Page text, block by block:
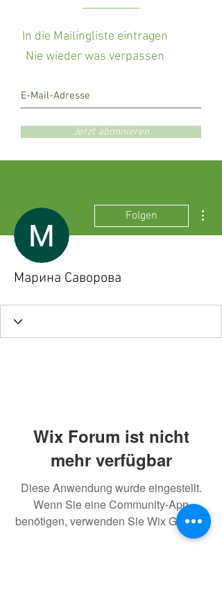
In die Mailingliste eintragen
Nie wieder was verpassen
Jetzt abonnieren
Folgen
Марина Саворова
Wix Forum ist nicht
mehr verfügbar
Diese Anwendung wurde eingestellt.
Wenn Sie eine Community-App
benötigen, verwenden Sie Wix Groups.